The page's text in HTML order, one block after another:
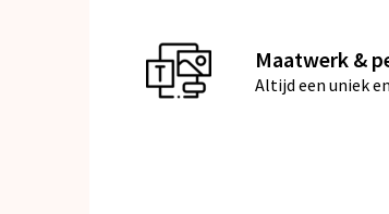
Maatwerk &
Altijd een uniek